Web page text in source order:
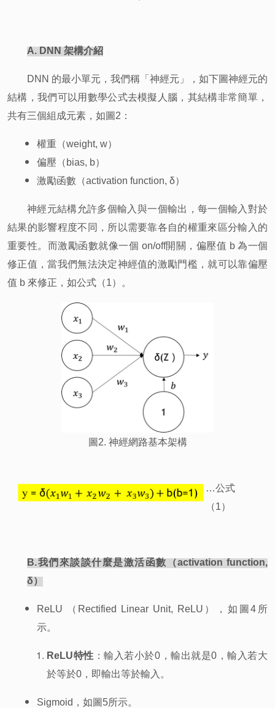
A. DNN 架構介紹
DNN 的最小單元，我們稱「神經元」，如下圖神經元的
結構，我們可以用數學公式去模擬人腦，其結構非常簡單，
共有三個組成元素，如圖2：
權重（weight, w）
偏壓（bias, b）
激勵函數（activation function, δ）
神經元結構允許多個輸入與一個輸出，每一個輸入對於
結果的影響程度不同，所以需要靠各自的權重來區分輸入的
重要性。而激勵函數就像一個 on/off開關，偏壓值 b 為一個
修正值，當我們無法決定神經值的激勵門檻，就可以靠偏壓
值 b 來修正，如公式（1）。
圖2. 神經網路基本架構
…公式
（1）
B.我們來談談什麼是激活函數（activation function,
δ）
ReLU
（Rectified Linear Unit, ReLU），如圖4所
示。
ReLU特性 ：輸入若小於0，輸出就是0，輸入若大
於等於0，即輸出等於輸入。
Sigmoid ，如圖5所示。